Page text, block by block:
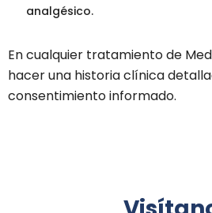
analgésico.
En cualquier tratamiento de
hacer una historia clínica
consentimiento informado.